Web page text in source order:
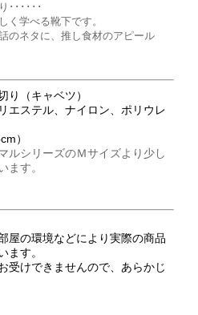
･･････
く学べる靴下です。
のネタに、推し食材のアピール
り（キャベツ）
ステル、ナイロン、ポリウレ
）
ルシリーズのＭサイズより少し
ます。
屋の環境などにより実際の商品
ます。
受けできませんので、あらかじ